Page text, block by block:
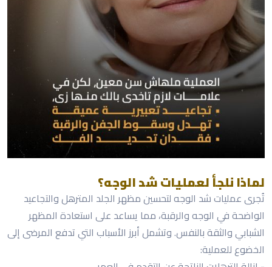
لماذا نلجأ لعمليات شد الوجه؟
تُجرى عمليات شد الوجه لتحسين مظهر الجلد المترهل والتجاعيد
الواضحة في الوجه والرقبة، مما يساعد على استعادة المظهر
الشبابي والثقة بالنفس. وتشمل أبرز الأسباب التي تدفع المرضى إلى
الخضوع للعملية: